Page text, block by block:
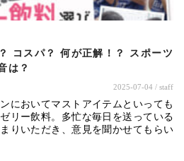
コスパ？ 何が正解！？ スポーツ
は？
2025-07-04 / staff
においてマストアイテムといっても
リー飲料。多忙な毎日を送っている
りいただき、意見を聞かせてもらい